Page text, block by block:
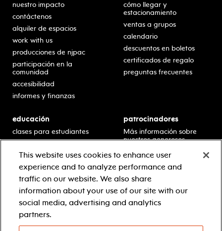
nuestro impacto
contáctenos
alquiler de espacios
work with us
producciones de njpac
participación en la
comunidad
accesibilidad
informes y finanzas
cómo llegar y
estacionamiento
ventas a grupos
calendario
descuentos en boletos
certificados de regalo
preguntas frecuentes
educación
clases para estudiantes
escolar
residencias en escuelas
desarrollo profesional
recursos para docentes
comuníquese con el
equipo educativo
patrocinadores
Más información sobre
nuestros generosos
This website uses cookies to enhance user
experience and to analyze performance and
traffic on our website. We also share
information about your use of our site with our
social media, advertising and analytics
partners.